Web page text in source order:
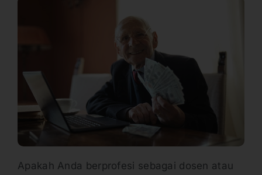
Apakah Anda berprofesi sebagai dosen atau